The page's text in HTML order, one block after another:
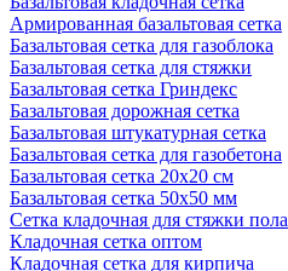
Армированная базальтовая сетка
Базальтовая сетка для газоблока
Базальтовая сетка для стяжки
Базальтовая сетка Гриндекс
Базальтовая дорожная сетка
Базальтовая штукатурная сетка
Базальтовая сетка для газобетона
Базальтовая сетка 20x20 см
Базальтовая сетка 50x50 мм
Сетка кладочная для стяжки пола
Кладочная сетка оптом
Кладочная сетка для кирпича